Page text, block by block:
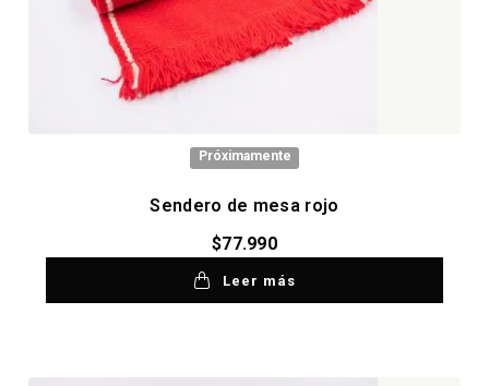
Próximamente
Sendero de mesa rojo
$77.990
Leer más